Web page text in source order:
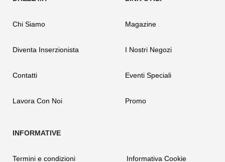
Chi Siamo
Diventa Inserzionista
Contatti
Lavora Con Noi
Magazine
I Nostri Negozi
Eventi Speciali
Promo
Termini e condizioni Informativa Cookie